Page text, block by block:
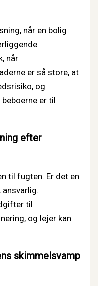
når en bolig
når
er så store, at
og
beboerne er til
efter
til fugten. Er det en
til
og lejer kan
skimmelsvamp